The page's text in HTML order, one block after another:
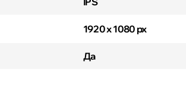
1920 x 1080 px
Да